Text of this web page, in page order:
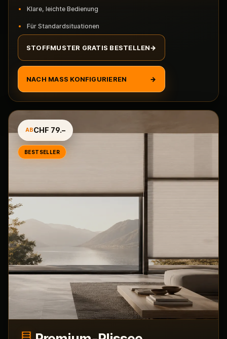
Klare, leichte Bedienung
Für Standardsituationen
STOFFMUSTER GRATIS BESTELLEN→
NACH MASS KONFIGURIEREN →
ABCHF 79.–
BESTSELLER